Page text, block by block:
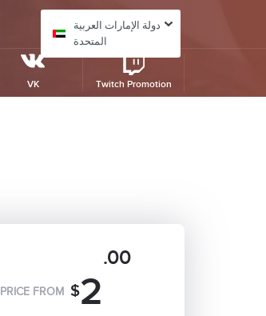
دولة الإمارات العربية
المتحدة
VK Twitch Promotion
PRICE FROM $2
.00